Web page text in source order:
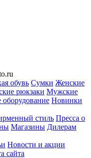
обувь Сумки Женские
рюкзаки Мужские
оборудование Новинки
стиль Пресса о
Магазины Дилерам
Новости и акции
сайта